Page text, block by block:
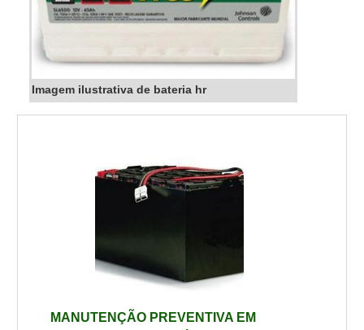
Imagem ilustrativa de bateria hr
MANUTENÇÃO PREVENTIVA EM